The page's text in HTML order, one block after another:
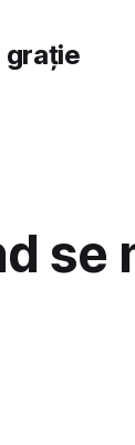
grație
se